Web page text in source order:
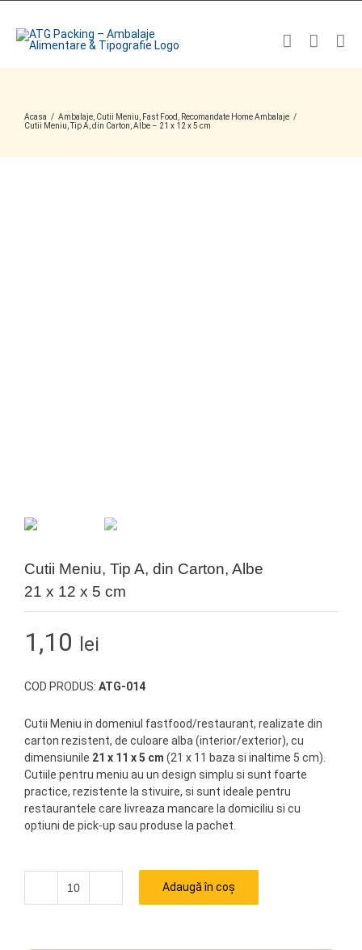
content
Acasa / Ambalaje Cutii Meniu Fast Food Recomandate Home Ambalaje /
Cutii Meniu, Tip A, din Carton, Albe – 21 x 12 x 5 cm
Cutii Meniu, Tip A, din Carton, Albe
21 x 12 x 5 cm
1,10 lei
COD PRODUS: ATG-014
Cutii Meniu in domeniul fastfood/restaurant, realizate din
carton rezistent, de culoare alba (interior/exterior), cu
dimensiunile 21 x 11 x 5 cm (21 x 11 baza si inaltime 5 cm).
Cutiile pentru meniu au un design simplu si sunt foarte
practice, rezistente la stivuire, si sunt ideale pentru
restaurantele care livreaza mancare la domiciliu si cu
optiuni de pick-up sau produse la pachet.
Cantitate
Adaugă în coș